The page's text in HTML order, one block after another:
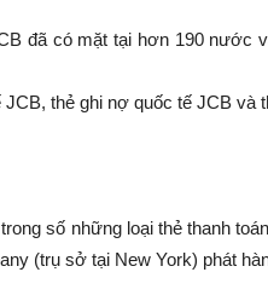
đã có mặt tại hơn 190 nước
thẻ ghi nợ quốc tế JCB và
số những loại thẻ thanh
(trụ sở tại New York) phát